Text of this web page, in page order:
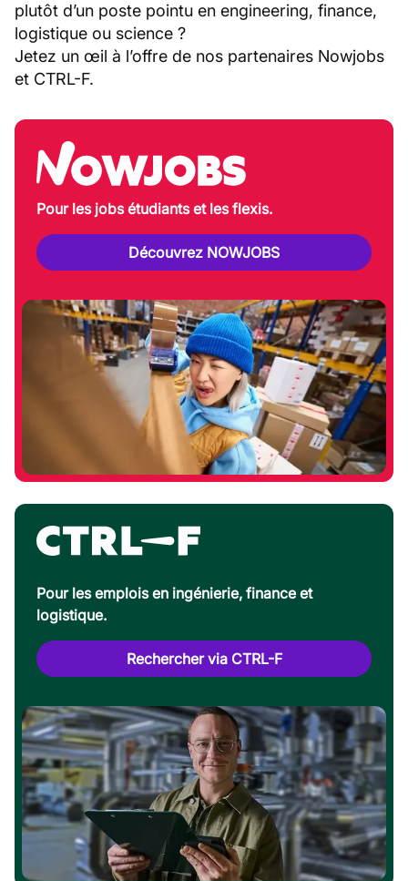
plutôt d’un poste pointu en engineering, finance,
logistique ou science ?
Jetez un œil à l’offre de nos partenaires Nowjobs
et CTRL-F.
Pour les jobs étudiants et les flexis.
Découvrez NOWJOBS
Pour les emplois en ingénierie, finance et
logistique.
Rechercher via CTRL-F